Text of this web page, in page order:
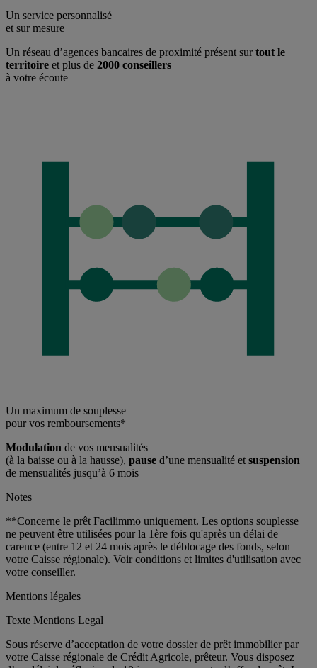
Un service personnalisé
et sur mesure
Un réseau d’agences bancaires de proximité présent surtout le
territoire et plus de 2000 conseillers
à votre écoute
Un maximum de souplesse
pour vos remboursements*
Modulation de vos mensualités
(à la baisse ou à la hausse), pause d’une mensualité et suspension
de mensualités jusqu’à 6 mois
Notes
**Concerne le prêt Facilimmo uniquement. Les options souplesse
ne peuvent être utilisées pour la 1ère fois qu'après un délai de
carence (entre 12 et 24 mois après le déblocage des fonds, selon
votre Caisse régionale). Voir conditions et limites d'utilisation avec
votre conseiller.
Mentions légales
Texte Mentions Legal
Sous réserve d’acceptation de votre dossier de prêt immobilier par
votre Caisse régionale de Crédit Agricole, prêteur. Vous disposez